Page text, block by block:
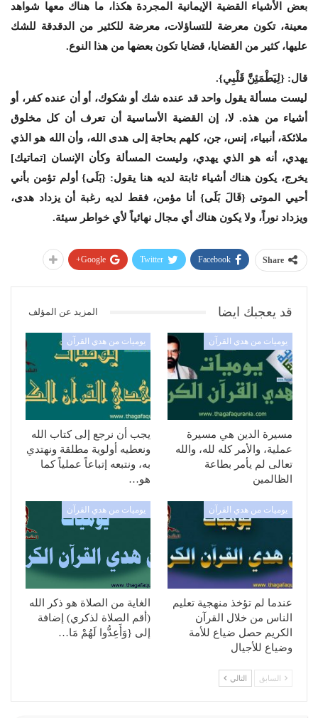
بعض الأشياء القضية الإيمانية المجردة هكذا، ما هناك معها شواهد
معينة، تكون معرضة للتساؤلات، معرضة للكثير من الدقدقة للشك
عليها، كثير من القضايا، قضايا تكون بعضها من هذا النوع.
قال: {لِيَطْمَئِنَّ قَلْبِي}.
ليست مسألة يقول واحد قد عنده شك أو شكوك، أو أن عنده كفر، أو
أشياء من هذه. لا، إن القضية الأساسية أن تعرف أن كل مخلوق
ملائكة، أنبياء، إنس، جن، كلهم بحاجة إلى هدى الله، وأن الله هو الذي
يهدي، أنه هو الذي يهدي، وليست المسألة وكأن الإنسان [تماتيك]
يخرج، يكون هناك أشياء ثابتة لديه هنا يقول: {بَلَى} أولم تؤمن بأني
أحيي الموتى {قَالَ بَلَى} أنا مؤمن، فقط لديه رغبة أن يزداد هدى،
ويزداد نوراً، ولا يكون هناك أي مجال نهائياً لأي خواطر سيئة.
Share
Facebook
Twitter
Google+
قد يعجبك ايضا المزيد عن المؤلف
يوميات من هدي القرآن
مسيرة الدين هي مسيرة
عملية، والأمر كله لله، والله
تعالى لم يأمر بطاعة
الظالمين
يوميات من هدي القرآن
يجب أن نرجع إلى كتاب الله
ونعطيه أولوية مطلقة ونهتدي
به، ونتبعه إتباعاً عملياً كما
هو…
يوميات من هدي القرآن
عندما لم تؤخذ منهجية تعليم
الناس من خلال القرآن
الكريم حصل ضياع للأمة
وضياع للأجيال
يوميات من هدي القرآن
الغاية من الصلاة هو ذكر الله
(أقم الصلاة لذكري) إضافة
إلى {وَأَعِدُّوا لَهُمْ مَا…
السابق التالي